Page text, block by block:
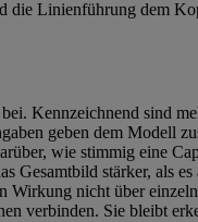
Linienführung dem
Kennzeichnend sind
geben dem Modell
wie stimmig eine
stärker, als
nicht über
verbinden. Sie bleibt